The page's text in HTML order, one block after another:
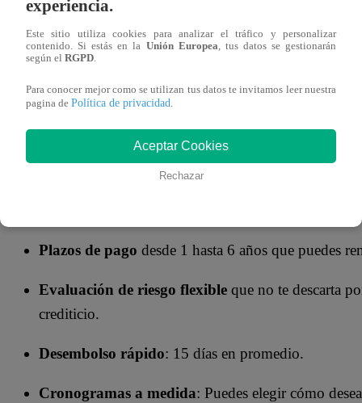
En Prestamype encontrarás una alternativa justa y
pago. Prestamype tiene como objetivo que puedas
sobreendeudamiento.
solicitar un préstamo, accedes a beneficios
financiera:
: desde S/15 mil hasta S/2 millones.
Plazos de pago desde 1 hasta 6 años que puedes
Evaluación de riesgo flexible que no te descarta
crediticio.
Desembolso rápido: 15 días en promedio.
Cronogramas a medida: Puedes elegir cómo
experiencia.
Este sitio utiliza cookies para analizar el tráfico y personalizar
contenido. Si estás en la Unión Europea , tus datos se gestionarán
según el RGPD
Para conocer mejor como se utilizan tus datos te invitamos leer nuestra
pagina de Política de privacidad
Aceptar Cookies
Rechazar